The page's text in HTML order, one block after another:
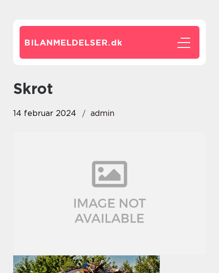
BILANMELDELSER.dk
skrot
14 februar 2024 admin